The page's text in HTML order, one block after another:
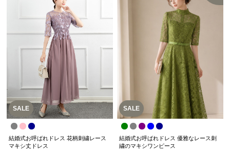
SALE
結婚式お呼ばれドレス 花柄刺繍レース
マキシ丈ドレス
SALE
結婚式お呼ばれドレス 優雅なレース刺
繍のマキシワンピース